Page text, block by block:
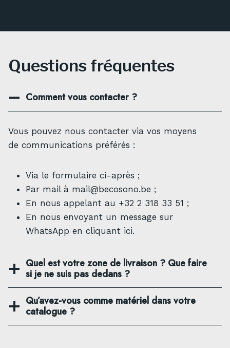
Questions fréquentes
Comment vous contacter ?
Vous pouvez nous contacter via vos moyens
de communications préférés :
Via le formulaire ci-après ;
Par mail à mail@becosono.be ;
En nous appelant au +32 2 318 33 51 ;
En nous envoyant un message sur
WhatsApp en cliquant ici.
Quel est votre zone de livraison ? Que faire
si je ne suis pas dedans ?
Qu’avez-vous comme matériel dans votre
catalogue ?